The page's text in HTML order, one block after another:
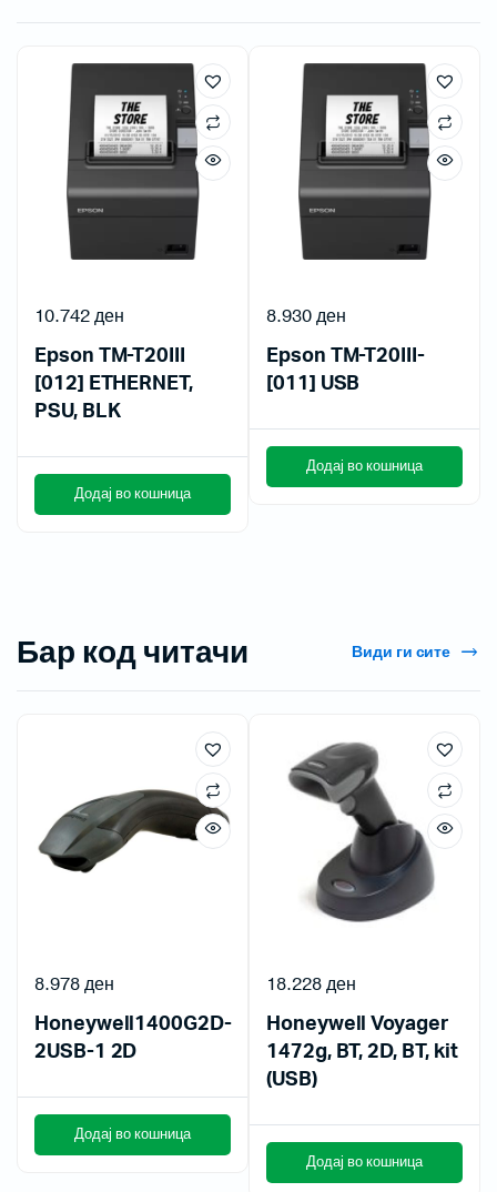
Epson TM-T20III
[012] ETHERNET,
PSU, BLK
10.742ден
Додај во кошница
Epson TM-T20III-
[011] USB
8.930ден
Додај во кошница
Бар код читачи Види ги сите
Honeywell1400G2D-
2USB-1 2D
8.978ден
Додај во кошница
Honeywell Voyager
1472g, BT, 2D, BT, kit
(USB)
18.228ден
Додај во кошница